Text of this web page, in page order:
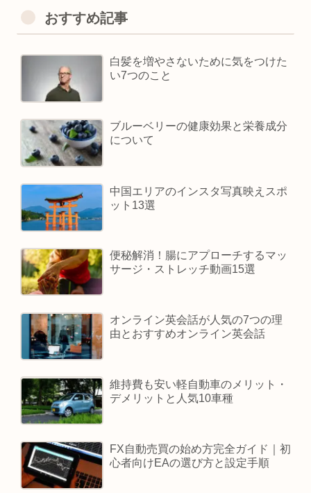
おすすめ記事
白髪を増やさないために気をつけた
い7つのこと
ブルーベリーの健康効果と栄養成分
について
中国エリアのインスタ写真映えスポ
ット13選
便秘解消！腸にアプローチするマッ
サージ・ストレッチ動画15選
オンライン英会話が人気の7つの理
由とおすすめオンライン英会話
維持費も安い軽自動車のメリット・
デメリットと人気10車種
FX自動売買の始め方完全ガイド｜初
心者向けEAの選び方と設定手順